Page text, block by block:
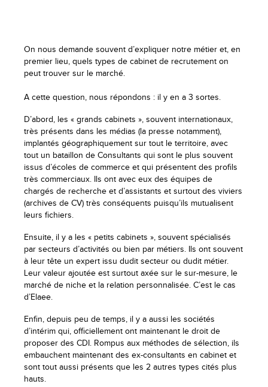
On nous demande souvent d’expliquer notre métier et, en
premier lieu, quels types de cabinet de recrutement on
peut trouver sur le marché.
A cette question, nous répondons : il y en a 3 sortes.
D’abord, les « grands cabinets », souvent internationaux,
très présents dans les médias (la presse notamment),
implantés géographiquement sur tout le territoire, avec
tout un bataillon de Consultants qui sont le plus souvent
issus d’écoles de commerce et qui présentent des profils
très commerciaux. Ils ont avec eux des équipes de
chargés de recherche et d’assistants et surtout des viviers
(archives de CV) très conséquents puisqu’ils mutualisent
leurs fichiers.
Ensuite, il y a les « petits cabinets », souvent spécialisés
par secteurs d’activités ou bien par métiers. Ils ont souvent
à leur tête un expert issu dudit secteur ou dudit métier.
Leur valeur ajoutée est surtout axée sur le sur-mesure, le
marché de niche et la relation personnalisée. C’est le cas
d’Elaee.
Enfin, depuis peu de temps, il y a aussi les sociétés
d’intérim qui, officiellement ont maintenant le droit de
proposer des CDI. Rompus aux méthodes de sélection, ils
embauchent maintenant des ex-consultants en cabinet et
sont tout aussi présents que les 2 autres types cités plus
hauts.